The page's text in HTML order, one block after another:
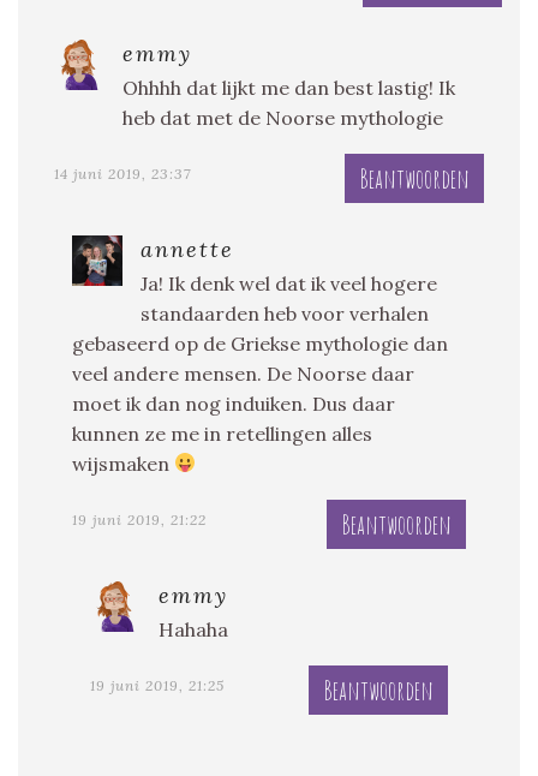
emmy
Ohhhh dat lijkt me dan best lastig! Ik
heb dat met de Noorse mythologie
14 juni 2019, 23:37 Beantwoorden
annette
Ja! Ik denk wel dat ik veel hogere
standaarden heb voor verhalen
gebaseerd op de Griekse mythologie dan
veel andere mensen. De Noorse daar
moet ik dan nog induiken. Dus daar
kunnen ze me in retellingen alles
wijsmaken
19 juni 2019, 21:22 Beantwoorden
emmy
Hahaha
19 juni 2019, 21:25 Beantwoorden